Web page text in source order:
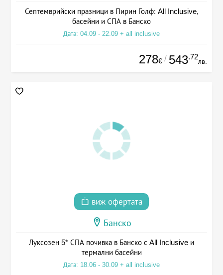
Септемврийски празници в Пирин Голф: All Inclusive,
басейни и СПА в Банско
Дата: 04.09 - 22.09 + all inclusive
278€ / 543.72
лв.
виж офертата
Банско
Луксозен 5* СПА почивка в Банско с All Inclusive и
термални басейни
Дата: 18.06 - 30.09 + all inclusive